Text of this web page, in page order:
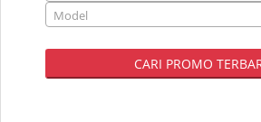
Model
CARI PROMO